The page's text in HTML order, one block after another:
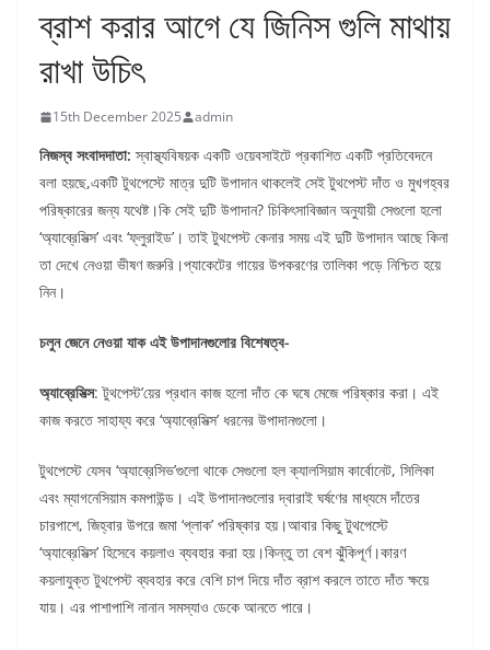
ব্রাশ করার আগে যে জিনিস গুলি মাথায়
রাখা উচিৎ
15th December 2025 admin
নিজস্ব সংবাদদাতা: স্বাস্থ্যবিষয়ক একটি ওয়েবসাইটে প্রকাশিত একটি প্রতিবেদনে
বলা হয়ছে,একটি টুথপেস্টে মাত্র দুটি উপাদান থাকলেই সেই টুথপেস্ট দাঁত ও মুখগহ্বর
পরিষ্কারের জন্য যথেষ্ট।কি সেই দুটি উপাদান? চিকিৎসাবিজ্ঞান অনুযায়ী সেগুলো হলো
‘অ্যাব্রেসিভ্স’ এবং ‘ফ্লুরাইড’। তাই টুথপেস্ট কেনার সময় এই দুটি উপাদান আছে কিনা
তা দেখে নেওয়া ভীষণ জরুরি।প্যাকেটের গায়ের উপকরণের তালিকা পড়ে নিশ্চিত হয়ে
নিন।
চলুন জেনে নেওয়া যাক এই উপাদানগুলোর বিশেষত্ব-
অ্যাব্রেসিভ্স: টুথপেস্ট’য়ের প্রধান কাজ হলো দাঁত কে ঘষে মেজে পরিষ্কার করা। এই
কাজ করতে সাহায্য করে ‘অ্যাব্রেসিভ্স’ ধরনের উপাদানগুলো।
টুথপেস্টে যেসব ‘অ্যাব্রেসিভ’গুলো থাকে সেগুলো হল ক্যালসিয়াম কার্বোনেট, সিলিকা
এবং ম্যাগনেসিয়াম কমপাউন্ড। এই উপাদানগুলোর দ্বারাই ঘর্ষণের মাধ্যমে দাঁতের
চারপাশে, জিহ্বার উপরে জমা ‘প্লাক’ পরিষ্কার হয়।আবার কিছু টুথপেস্টে
‘অ্যাব্রেসিভ্স’ হিসেবে কয়লাও ব্যবহার করা হয়।কিন্তু তা বেশ ঝুঁকিপূর্ণ।কারণ
কয়লাযুক্ত টুথপেস্ট ব্যবহার করে বেশি চাপ দিয়ে দাঁত ব্রাশ করলে তাতে দাঁত ক্ষয়ে
যায়। এর পাশাপাশি নানান সমস্যাও ডেকে আনতে পারে।